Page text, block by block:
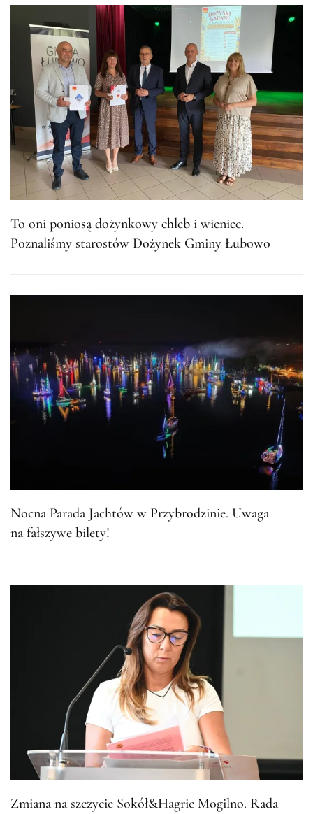
To oni poniosą dożynkowy chleb i wieniec.
Poznaliśmy starostów Dożynek Gminy Łubowo
Nocna Parada Jachtów w Przybrodzinie. Uwaga
na fałszywe bilety!
Zmiana na szczycie Sokół&Hagric Mogilno. Rada